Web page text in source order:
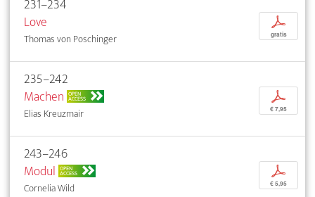
231–234
Love
Thomas von Poschinger
p
gratis
235–242
Machen OPEN
ACCESS
Elias Kreuzmair
p
€ 7,95
243–246
Modul OPEN
ACCESS
Cornelia Wild
p
€ 5,95